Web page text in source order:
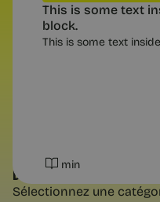
4 min
This is some text
block.
This is some text
min
DÉCOUVREZ NOS AUTRES
Sélectionnez une